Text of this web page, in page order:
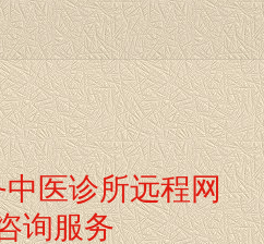
医诊所远程网
询服务